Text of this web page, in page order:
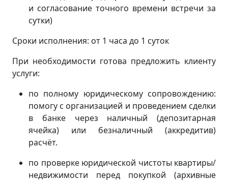
и согласование точного времени встречи за
сутки)
Сроки исполнения: от 1 часа до 1 суток
При необходимости готова предложить клиенту
услуги:
по полному юридическому сопровождению:
помогу с организацией и проведением сделки
в банке через наличный (депозитарная
ячейка) или безналичный (аккредитив)
расчёт.
по проверке юридической чистоты квартиры/
недвижимости перед покупкой (архивные